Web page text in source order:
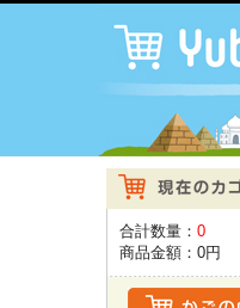
合計数量： 0
商品金額： 0円